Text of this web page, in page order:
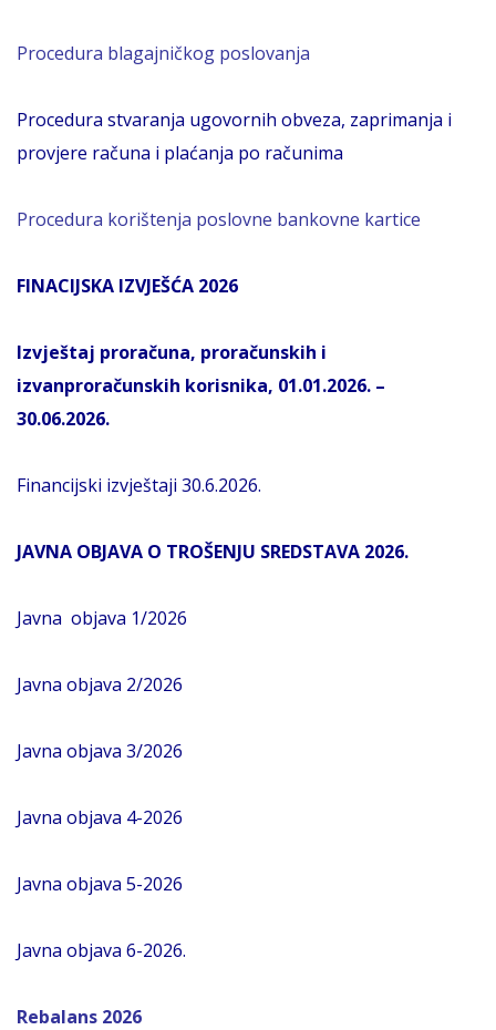
Procedura blagajničkog poslovanja
Procedura stvaranja ugovornih obveza, zaprimanja i
provjere računa i plaćanja po računima
Procedura korištenja poslovne bankovne kartice
FINACIJSKA IZVJEŠĆA 2026
Izvještaj proračuna, proračunskih i
izvanproračunskih korisnika, 01.01.2026. –
30.06.2026.
Financijski izvještaji 30.6.2026.
JAVNA OBJAVA O TROŠENJU SREDSTAVA 2026.
Javna objava 1/2026
Javna objava 2/2026
Javna objava 3/2026
Javna objava 4-2026
Javna objava 5-2026
Javna objava 6-2026.
Rebalans 2026